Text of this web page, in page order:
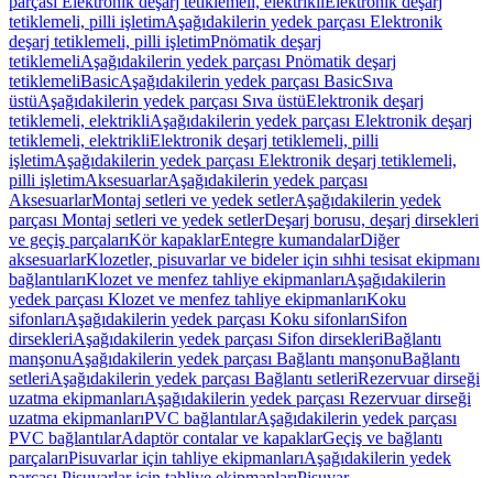
tetiklemeli, pilli işletimAşağıdakilerin yedek parçası Elektronik
deşarj tetiklemeli, pilli işletimPnömatik deşarj
tetiklemeliAşağıdakilerin yedek parçası Pnömatik deşarj
tetiklemeliBasicAşağıdakilerin yedek parçası BasicSıva
üstüAşağıdakilerin yedek parçası Sıva üstüElektronik deşarj
tetiklemeli, elektrikliAşağıdakilerin yedek parçası Elektronik deşarj
tetiklemeli, elektrikliElektronik deşarj tetiklemeli, pilli
işletimAşağıdakilerin yedek parçası Elektronik deşarj tetiklemeli,
pilli işletimAksesuarlarAşağıdakilerin yedek parçası
AksesuarlarMontaj setleri ve yedek setlerAşağıdakilerin yedek
parçası Montaj setleri ve yedek setlerDeşarj borusu, deşarj dirsekleri
ve geçiş parçalarıKör kapaklarEntegre kumandalarDiğer
aksesuarlarKlozetler, pisuvarlar ve bideler için sıhhi tesisat ekipmanı
bağlantılarıKlozet ve menfez tahliye ekipmanlarıAşağıdakilerin
yedek parçası Klozet ve menfez tahliye ekipmanlarıKoku
sifonlarıAşağıdakilerin yedek parçası Koku sifonlarıSifon
dirsekleriAşağıdakilerin yedek parçası Sifon dirsekleriBağlantı
manşonuAşağıdakilerin yedek parçası Bağlantı manşonuBağlantı
setleriAşağıdakilerin yedek parçası Bağlantı setleriRezervuar dirseği
uzatma ekipmanlarıAşağıdakilerin yedek parçası Rezervuar dirseği
uzatma ekipmanlarıPVC bağlantılarAşağıdakilerin yedek parçası
PVC bağlantılarAdaptör contalar ve kapaklarGeçiş ve bağlantı
parçalarıPisuvarlar için tahliye ekipmanlarıAşağıdakilerin yedek